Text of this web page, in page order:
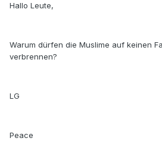
Hallo Leute,
Warum dürfen die Muslime auf keinen
verbrennen?
LG
Peace